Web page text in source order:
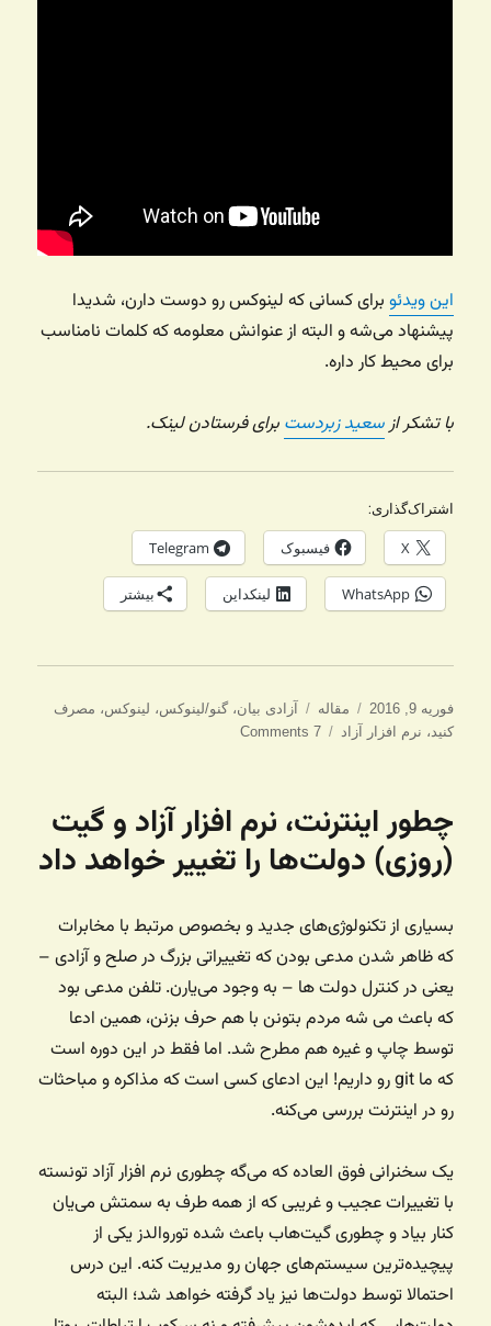
این ویدئو برای کسانی که لینوکس رو دوست دارن، شدیدا
پیشنهاد می‌شه و البته از عنوانش معلومه که کلمات نامناسب
برای محیط کار داره.
با تشکر ازسعید زبردست برای فرستادن لینک.
اشتراک‌گذاری:
X فیسبوک Telegram
WhatsApp لینکداین بیشتر
ارسال
شده
فوریه 9, 2016 دسته‌ها
مقاله برچسب‌ها
آزادی بیان،گنو/لینوکس، لینوکس، مصرف
کنید، نرم افزار آزاد 7 Comments
چطور اینترنت، نرم افزار آزاد و گیت
(روزی) دولت‌ها را تغییر خواهد داد
بسیاری از تکنولوژی‌های جدید و بخصوص مرتبط با مخابرات
که ظاهر شدن مدعی بودن که تغییراتی بزرگ در صلح و آزادی –
یعنی در کنترل دولت ها – به وجود می‌یارن. تلفن مدعی بود
که باعث می شه مردم بتونن با هم حرف بزنن، همین ادعا
توسط چاپ و غیره هم مطرح شد. اما فقط در این دوره است
که ما git رو داریم! این ادعای کسی است که مذاکره و مباحثات
رو در اینترنت بررسی می‌کنه.
یک سخنرانی فوق العاده که می‌گه چطوری نرم افزار آزاد تونسته
با تغییرات عجیب و غریبی که از همه طرف به سمتش می‌یان
کنار بیاد و چطوری گیت‌هاب باعث شده توروالدز یکی از
پیچیده‌ترین سیستم‌های جهان رو مدیریت کنه. این درس
احتمالا توسط دولت‌ها نیز یاد گرفته خواهد شد؛ البته